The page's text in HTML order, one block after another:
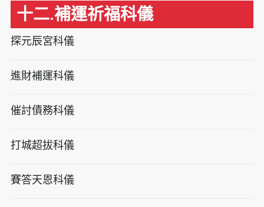
十二.補運祈福科儀
探元辰宮科儀
進財補運科儀
催討債務科儀
打城超拔科儀
賽答天恩科儀